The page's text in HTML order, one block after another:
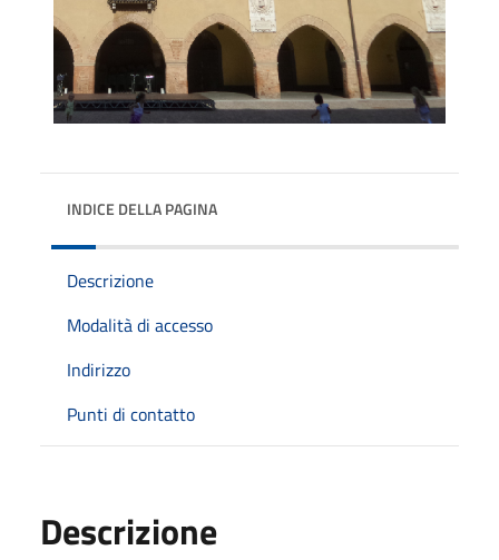
INDICE DELLA PAGINA
Descrizione
Modalità di accesso
Indirizzo
Punti di contatto
Descrizione